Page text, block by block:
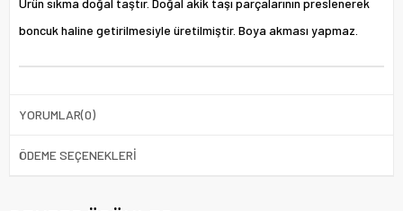
Ürün sıkma doğal taştır. Doğal akik taşı parçalarının preslenerek
boncuk haline getirilmesiyle üretilmiştir. Boya akması yapmaz.
YORUMLAR(0)
ÖDEME SEÇENEKLERI